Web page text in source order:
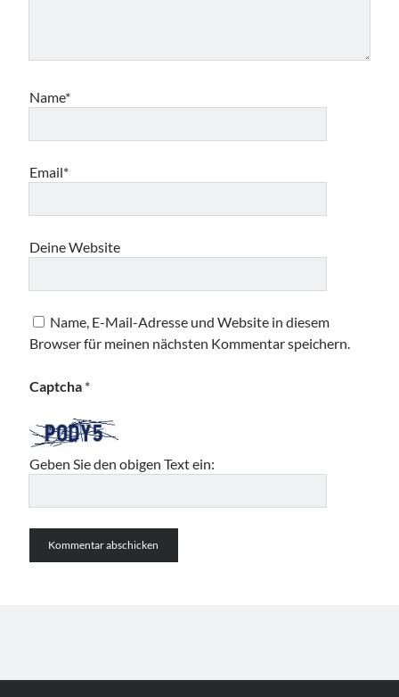
Name*
Email*
Deine Website
Name, E-Mail-Adresse und Website in diesem
Browser für meinen nächsten Kommentar speichern.
Captcha *
Geben Sie den obigen Text ein: